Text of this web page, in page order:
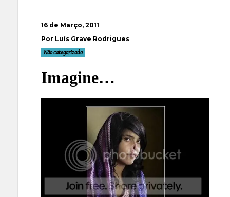
16 de Março, 2011
Por Luís Grave Rodrigues
Não categorizado
Imagine…